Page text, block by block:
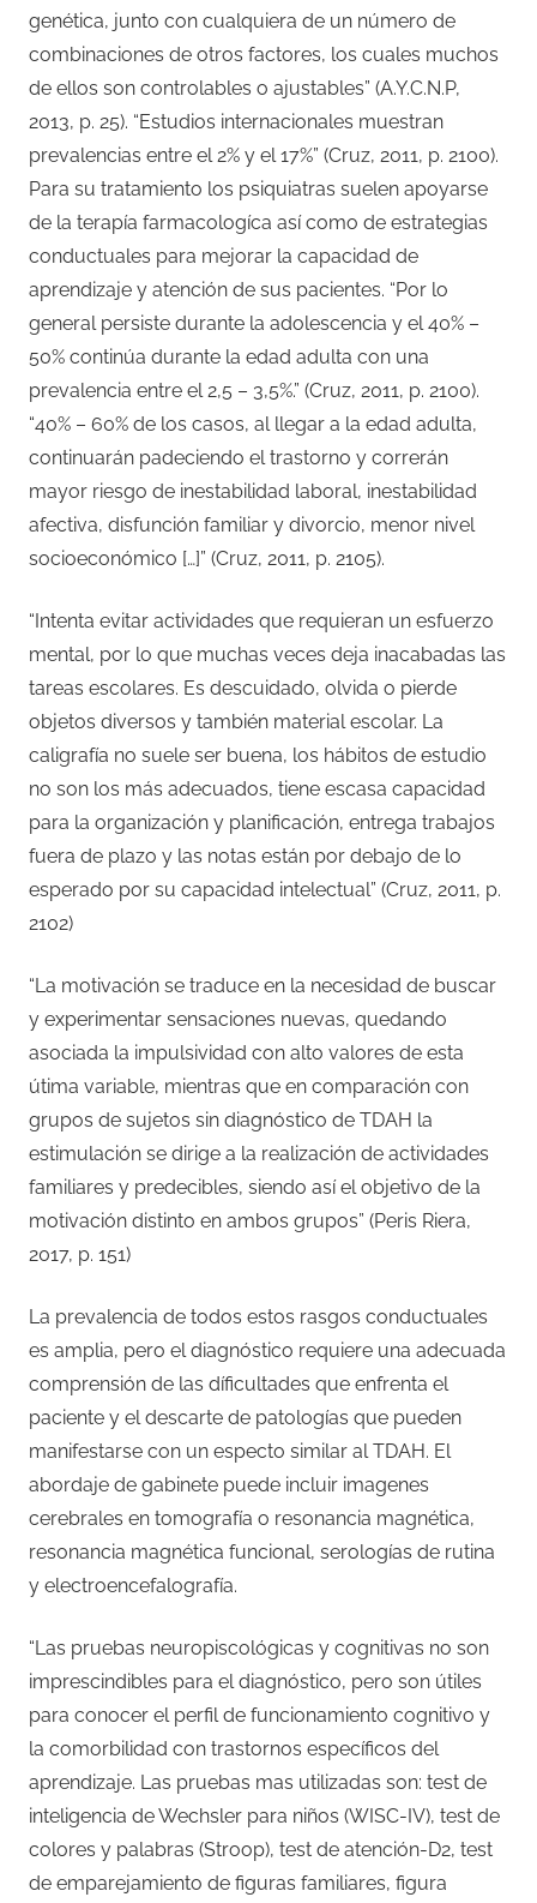
genética, junto con cualquiera de un número de
combinaciones de otros factores, los cuales muchos
de ellos son controlables o ajustables” (A.Y.C.N.P,
2013, p. 25). “Estudios internacionales muestran
prevalencias entre el 2% y el 17%” (Cruz, 2011, p. 2100).
Para su tratamiento los psiquiatras suelen apoyarse
de la terapía farmacologíca así como de estrategias
conductuales para mejorar la capacidad de
aprendizaje y atención de sus pacientes. “Por lo
general persiste durante la adolescencia y el 40% –
50% continúa durante la edad adulta con una
prevalencia entre el 2,5 – 3,5%.” (Cruz, 2011, p. 2100).
“40% – 60% de los casos, al llegar a la edad adulta,
continuarán padeciendo el trastorno y correrán
mayor riesgo de inestabilidad laboral, inestabilidad
afectiva, disfunción familiar y divorcio, menor nivel
socioeconómico […]” (Cruz, 2011, p. 2105).
“Intenta evitar actividades que requieran un esfuerzo
mental, por lo que muchas veces deja inacabadas las
tareas escolares. Es descuidado, olvida o pierde
objetos diversos y también material escolar. La
caligrafía no suele ser buena, los hábitos de estudio
no son los más adecuados, tiene escasa capacidad
para la organización y planificación, entrega trabajos
fuera de plazo y las notas están por debajo de lo
esperado por su capacidad intelectual” (Cruz, 2011, p.
2102)
“La motivación se traduce en la necesidad de buscar
y experimentar sensaciones nuevas, quedando
asociada la impulsividad con alto valores de esta
útima variable, mientras que en comparación con
grupos de sujetos sin diagnóstico de TDAH la
estimulación se dirige a la realización de actividades
familiares y predecibles, siendo así el objetivo de la
motivación distinto en ambos grupos” (Peris Riera,
2017, p. 151)
La prevalencia de todos estos rasgos conductuales
es amplia, pero el diagnóstico requiere una adecuada
comprensión de las díficultades que enfrenta el
paciente y el descarte de patologías que pueden
manifestarse con un especto similar al TDAH. El
abordaje de gabinete puede incluir imagenes
cerebrales en tomografía o resonancia magnética,
resonancia magnética funcional, serologías de rutina
y electroencefalografía.
“Las pruebas neuropiscológicas y cognitivas no son
imprescindibles para el diagnóstico, pero son útiles
para conocer el perfil de funcionamiento cognitivo y
la comorbilidad con trastornos específicos del
aprendizaje. Las pruebas mas utilizadas son: test de
inteligencia de Wechsler para niños (WISC-IV), test de
colores y palabras (Stroop), test de atención-D2, test
de emparejamiento de figuras familiares, figura